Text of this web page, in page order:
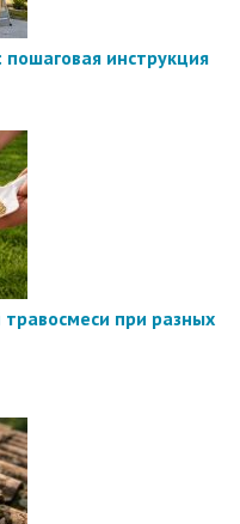
инструкция
при разных